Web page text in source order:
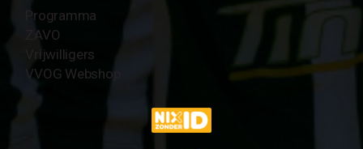
Programma
ZAVO
Vrijwilligers
VVOG Webshop